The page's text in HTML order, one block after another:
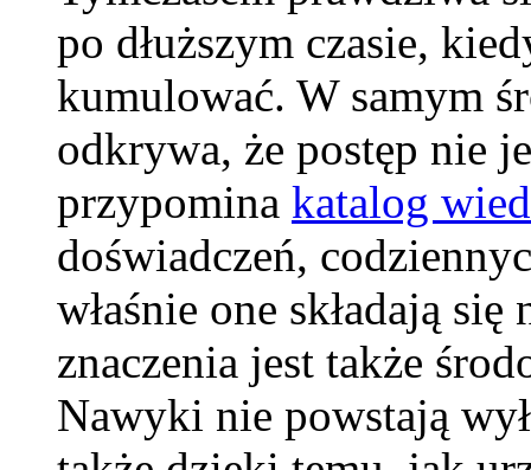
po dłuższym czasie,
kumulować. W samym
odkrywa, że postęp nie
przypomina katalog
doświadczeń,
właśnie one składają
znaczenia jest także
Nawyki nie powstają